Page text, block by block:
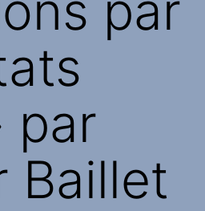
par
Baillet